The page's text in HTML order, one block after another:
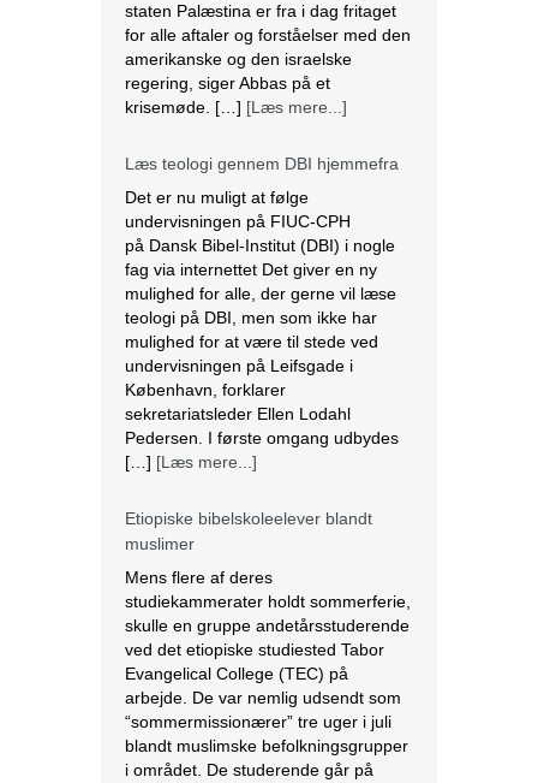
staten Palæstina er fra i dag fritaget
for alle aftaler og forståelser med den
amerikanske og den israelske
regering, siger Abbas på et
krisemøde. […] [Læs mere...]
Læs teologi gennem DBI hjemmefra
Det er nu muligt at følge
undervisningen på FIUC-CPH
på Dansk Bibel-Institut (DBI) i nogle
fag via internettet Det giver en ny
mulighed for alle, der gerne vil læse
teologi på DBI, men som ikke har
mulighed for at være til stede ved
undervisningen på Leifsgade i
København, forklarer
sekretariatsleder Ellen Lodahl
Pedersen. I første omgang udbydes
[…] [Læs mere...]
Etiopiske bibelskoleelever blandt
muslimer
Mens flere af deres
studiekammerater holdt sommerferie,
skulle en gruppe andetårsstuderende
ved det etiopiske studiested Tabor
Evangelical College (TEC) på
arbejde. De var nemlig udsendt som
“sommermissionærer” tre uger i juli
blandt muslimske befolkningsgrupper
i området. De studerende går på